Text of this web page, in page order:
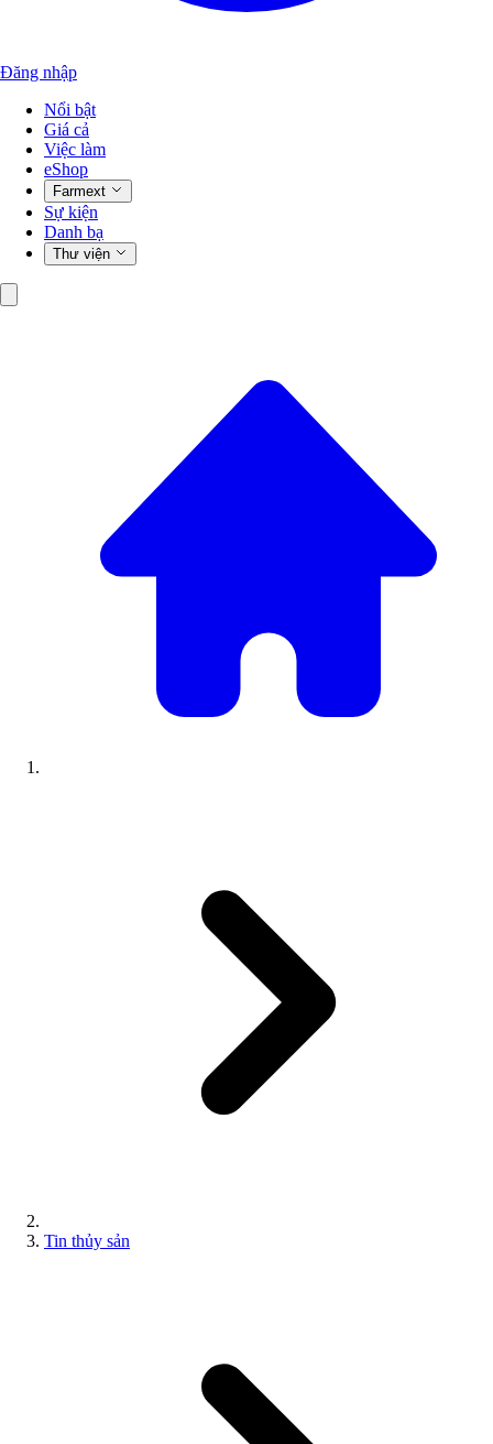
Đăng nhập
Nổi bật
Giá cả
Việc làm
eShop
Farmext
Sự kiện
Danh bạ
Thư viện
Tin thủy sản